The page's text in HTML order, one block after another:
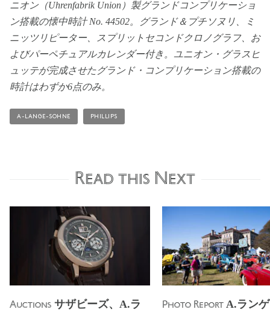
ニオン（Uhrenfabrik Union）製グランドコンプリケーショ
ン搭載の懐中時計 No. 44502。グランド＆プチソヌリ、ミ
ニッツリピーター、スプリットセコンドクロノグラフ、お
よびパーペチュアルカレンダー付き。ユニオン・グラスヒ
ュッテが完成させたグランド・コンプリケーション搭載の
時計はわずか6点のみ。
A-LANGE-SOHNE PHILLIPS
Read this Next
Auctions サザビーズ、A.ラ
Photo Report A.ラン